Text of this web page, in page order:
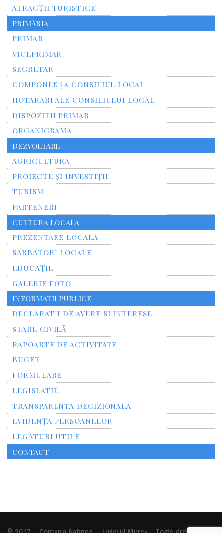
ATRACȚII TURISTICE
PRIMĂRIA
PRIMAR
VICEPRIMAR
SECRETAR
COMPONENȚA CONSILIUL LOCAL
HOTARARI ALE CONSILIULUI LOCAL
DISPOZITII PRIMAR
ORGANIGRAMA
DEZVOLTARE
AGRICULTURA
PROIECTE ȘI INVESTIȚII
TURISM
PARTENERI
CULTURA LOCALA
PREZENTARE LOCALA
SĂRBĂTORI LOCALE
EDUCAȚIE
GALERIE FOTO
INFORMATII PUBLICE
DECLARATII DE AVERE SI INTERESE
STARE CIVILĂ
RAPOARTE DE ACTIVITATE
BUGET
FORMULARE
LEGISLATIE
TRANSPARENTA DECIZIONALA
EVIDENȚA PERSOANELOR
LEGĂTURI UTILE
CONTACT